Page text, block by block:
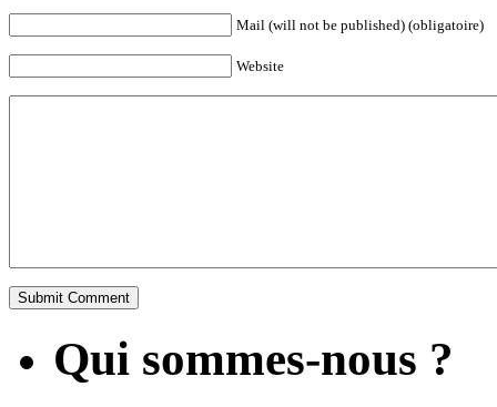
Mail (will not be published) (obligatoire)
Website
Qui sommes-nous ?